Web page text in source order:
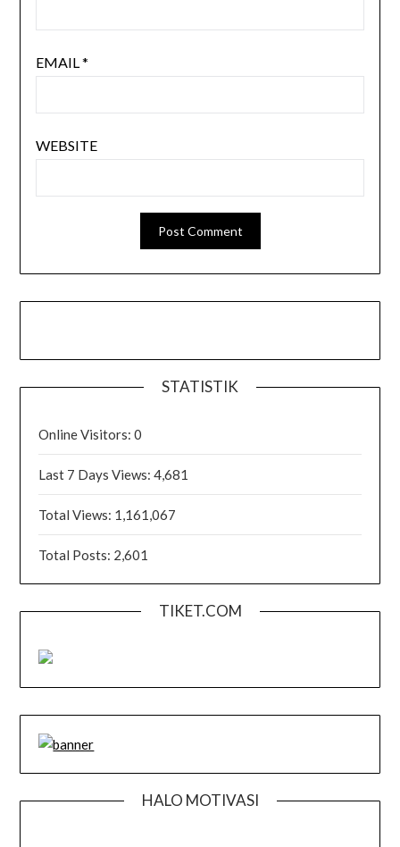
EMAIL*
WEBSITE
STATISTIK
Online Visitors:0
Last 7 Days Views:4,681
Total Views: 1,161,067
Total Posts: 2,601
TIKET.COM
HALO MOTIVASI